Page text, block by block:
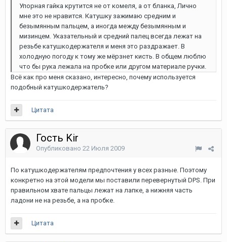
Упорная гайка крутится не от комеля, а от бланка, Лично
мне это не нравится. Катушку зажимаю средним и
безымянным пальцем, а иногда между безымянным и
мизинцем. Указательный и средний палец всегда лежат на
резьбе катушкодержателя и меня это раздражает. В
холодную погоду к тому же мёрзнет кисть. В общем люблю
что бы рука лежала на пробке или другом материале ручки.
Всё как про меня сказано, интересно, почему используется
подобный катушкодержатель?
Цитата
Гость Kir
Опубликовано 22 Июля 2009
По катушкодержателям предпочтения у всех разные. Поэтому
конкретно на этой модели мы поставили перевернутый DPS. При
правильном хвате пальцы лежат на лапке, а нижняя часть
ладони не на резьбе, а на пробке.
Цитата